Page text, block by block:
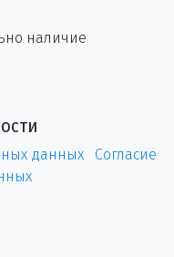
наличие
данных
Согласие